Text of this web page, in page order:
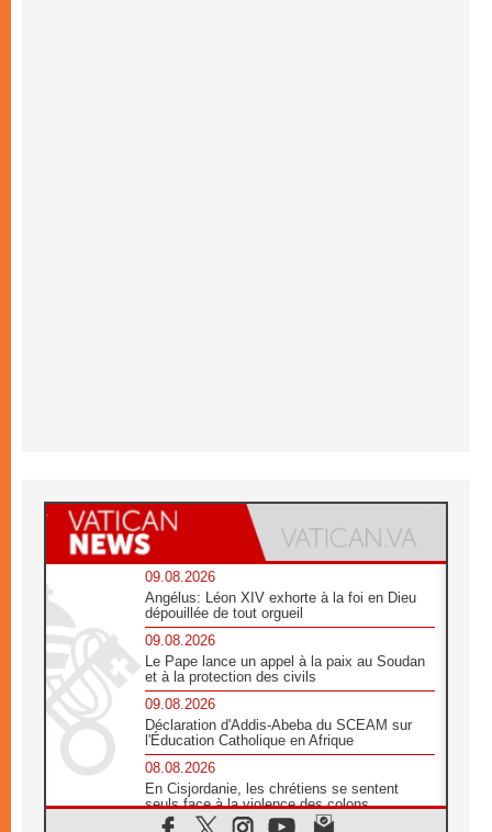
09.08.2026
Angélus: Léon XIV exhorte à la foi en Dieu
dépouillée de tout orgueil
09.08.2026
Le Pape lance un appel à la paix au Soudan
et à la protection des civils
09.08.2026
Déclaration d'Addis-Abeba du SCEAM sur
l'Éducation Catholique en Afrique
08.08.2026
En Cisjordanie, les chrétiens se sentent
seuls face à la violence des colons